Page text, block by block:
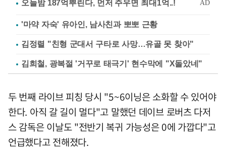
'마약 자숙' 유아인, 남사친과 뽀뽀 근황
김정렬 "친형 군대서 구타로 사망…유골 못 찾아"
김희철, 광복절 '거꾸로 태극기' 현수막에 "X돌았네"
두 번째 라이브 피칭 당시 "5~6이닝은 소화할 수 있어야
한다. 아직 갈 길이 멀다"고 말했던 데이브 로버츠 다저
스 감독은 이날도 "전반기 복귀 가능성은 0에 가깝다"고
언급했다고 전해졌다.